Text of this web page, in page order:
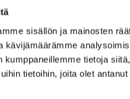
sisällön ja mainosten
kävijämäärämme
kumppaneillemme tietoja
tietoihin, joita olet
työttömät,
30 €